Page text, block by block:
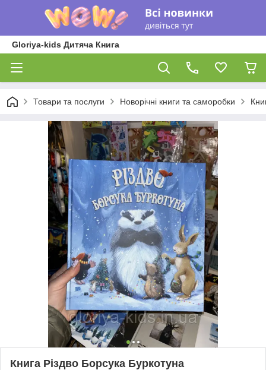
Gloriya-kids Дитяча Книга
Товари та послуги Новорічні книги та саморобки
Книга Різдво Борсука Буркотуна